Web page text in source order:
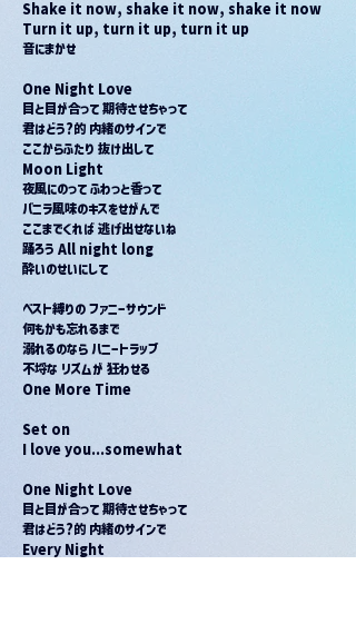
Shake it now, shake it now, shake it now
Turn it up, turn it up, turn it up
音にまかせ
One Night Love
目と目が合って 期待させちゃって
君はどう?的 内緒のサインで
ここからふたり 抜け出して
Moon Light
夜風にのって ふわっと香って
バニラ風味のキスをせがんで
ここまでくれば 逃げ出せないね
踊ろう All night long
酔いのせいにして
ベスト縛りの ファニーサウンド
何もかも忘れるまで
溺れるのなら ハニートラップ
不埒な リズムが 狂わせる
One More Time
Set on
I love you...somewhat
One Night Love
目と目が合って 期待させちゃって
君はどう?的 内緒のサインで
Every Night